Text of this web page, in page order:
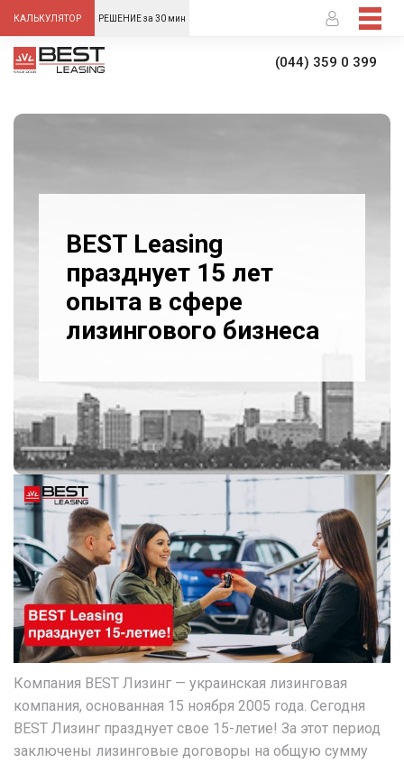
КАЛЬКУЛЯТОР РЕШЕНИЕ за 30 мин
(044) 359 0 399
BEST Leasing
празднует 15 лет
опыта в сфере
лизингового бизнеса
Компания BEST Лизинг — украинская лизинговая
компания, основанная 15 ноября 2005 года. Сегодня
BEST Лизинг празднует свое 15-летие! За этот период
заключены лизинговые договоры на общую сумму